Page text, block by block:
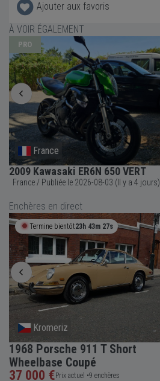
Ajouter aux favoris
À VOIR ÉGALEMENT
PRO
France
2009 Kawasaki ER6N 650 VERT
France / Publiée le 2026-08-03 (Il y a 4 jours)
Enchères en direct
Termine bientôt23h 43m 26s
Kromeriz
1968 Porsche 911 T Short
Wheelbase Coupé
37 000 € Prix actuel •9 enchères